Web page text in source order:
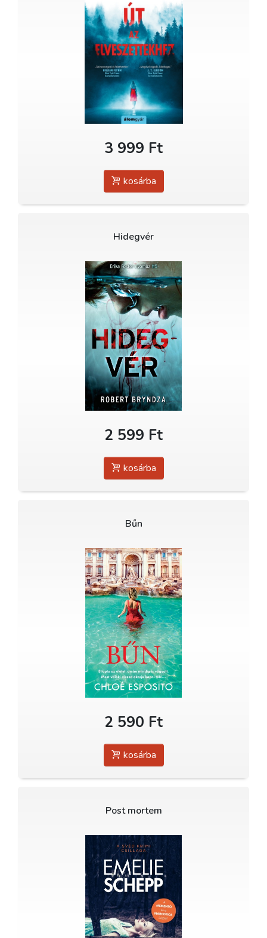
3 999 Ft
kosárba
Hidegvér
2 599 Ft
kosárba
Bűn
2 590 Ft
kosárba
Post mortem